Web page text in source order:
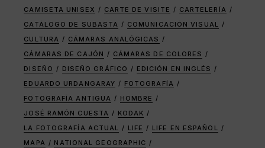
CAMISETA UNISEX
CARTE DE VISITE
CARTELERÍA
CATÁLOGO DE SUBASTA
COMUNICACIÓN VISUAL
CULTURA
CÁMARAS ANALÓGICAS
CÁMARAS DE CAJÓN
CÁMARAS DE COLORES
DISEÑO
DISEÑO GRÁFICO
EDICIÓN EN INGLÉS
EDUARDO URDANGARAY
FOTOGRAFÍA
FOTOGRAFÍA ANTIGUA
HOMBRE
JOSÉ RAMÓN CUESTA
KODAK
LA FOTOGRAFÍA ACTUAL
LIFE
LIFE EN ESPAÑOL
MAPA
NATIONAL GEOGRAPHIC